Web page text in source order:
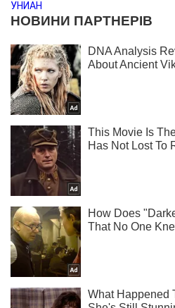
УНИАН